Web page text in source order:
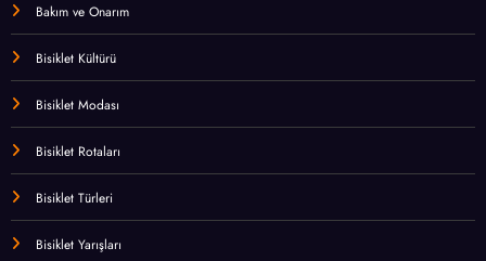
Bakım ve Onarım
Bisiklet Kültürü
Bisiklet Modası
Bisiklet Rotaları
Bisiklet Türleri
Bisiklet Yarışları